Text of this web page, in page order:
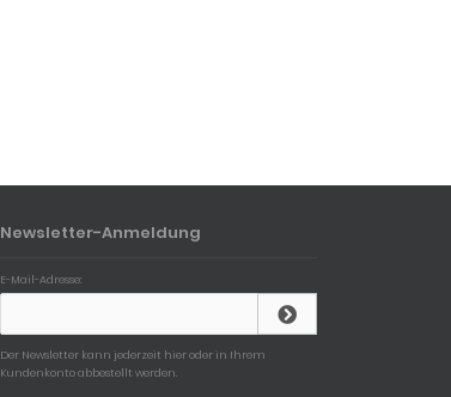
Newsletter-Anmeldung
E-Mail-Adresse:
Der Newsletter kann jederzeit hier oder in Ihrem
Kundenkonto abbestellt werden.